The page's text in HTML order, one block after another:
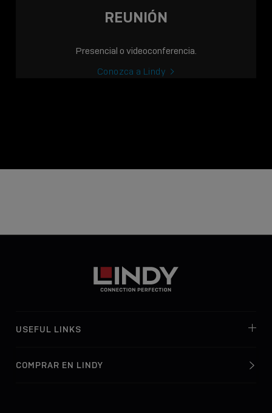
REUNIÓN
Presencial o videoconferencia.
Conozca a Lindy
USEFUL LINKS
COMPRAR EN LINDY